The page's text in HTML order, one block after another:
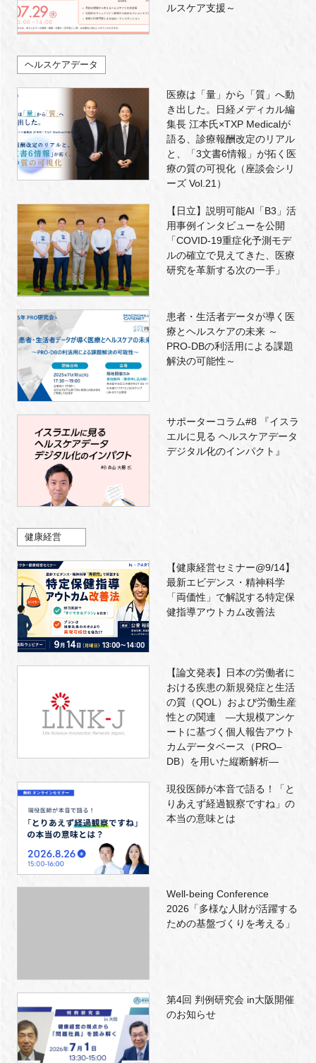
ルスケア支援～
ヘルスケアデータ
医療は「量」から「質」へ動
き出した。日経メディカル編
集長 江本氏×TXP Medicalが
語る、診療報酬改定のリアル
と、「3文書6情報」が拓く医
療の質の可視化（座談会シリ
ーズ Vol.21）
【日立】説明可能AI「B3」活
用事例インタビューを公開
「COVID-19重症化予測モデ
ルの確立で見えてきた、医療
研究を革新する次の一手」
患者・生活者データが導く医
療とヘルスケアの未来 ～
PRO-DBの利活用による課題
解決の可能性～
サポーターコラム#8 『イスラ
エルに見る ヘルスケアデータ
デジタル化のインパクト』
健康経営
【健康経営セミナー@9/14】
最新エビデンス・精神科学
「両価性」で解説する特定保
健指導アウトカム改善法
【論文発表】日本の労働者に
おける疾患の新規発症と生活
の質（QOL）および労働生産
性との関連 ―大規模アンケ
ートに基づく個人報告アウト
カムデータベース（PRO‒
DB）を用いた縦断解析―
現役医師が本音で語る！「と
りあえず経過観察ですね」の
本当の意味とは
Well-being Conference
2026「多様な人財が活躍する
ための基盤づくりを考える」
第4回 判例研究会 in大阪開催
のお知らせ